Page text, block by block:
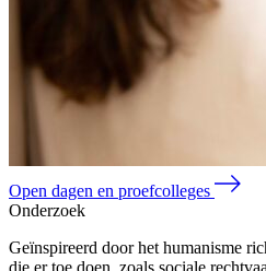
Open dagen en proefcolleges
Onderzoek
Geïnspireerd door het humanisme
die er toe doen, zoals sociale